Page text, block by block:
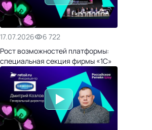
17.07.2026
6 722
Рост возможностей платформы:
специальная секция фирмы «1С»